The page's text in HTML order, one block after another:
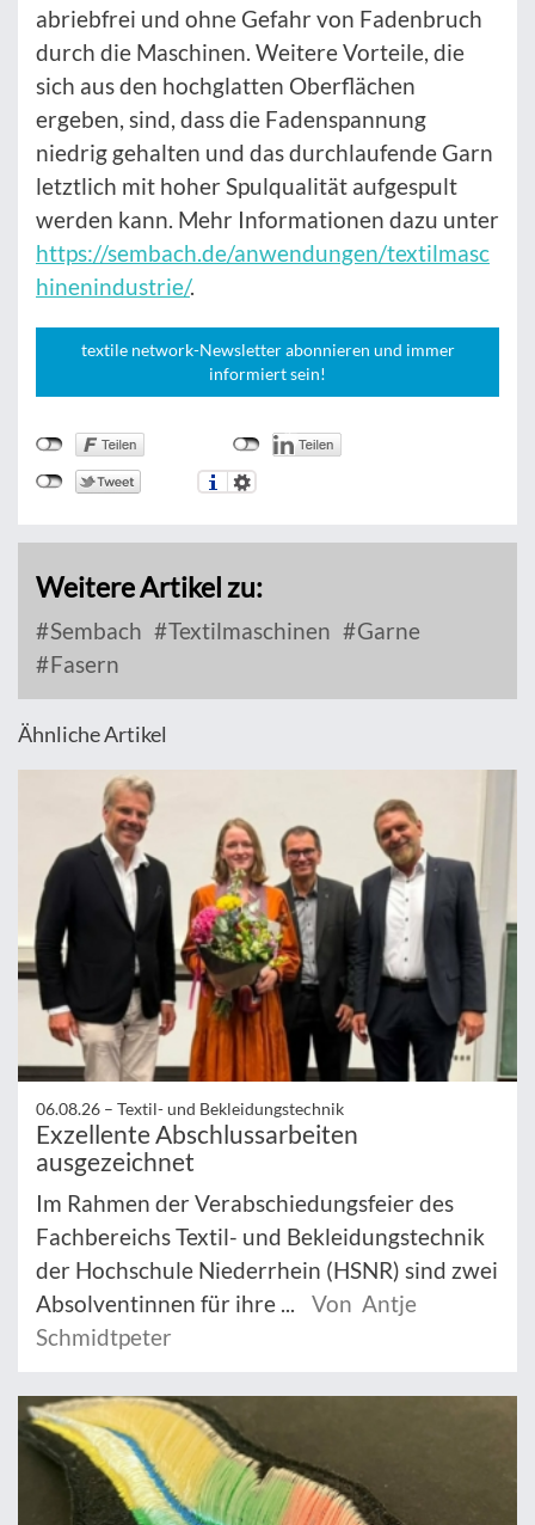
abriebfrei und ohne Gefahr von Fadenbruch
durch die Maschinen. Weitere Vorteile, die
sich aus den hochglatten Oberflächen
ergeben, sind, dass die Fadenspannung
niedrig gehalten und das durchlaufende Garn
letztlich mit hoher Spulqualität aufgespult
werden kann. Mehr Informationen dazu unter
https://sembach.de/anwendungen/textilmasc
hinenindustrie/.
textile network-Newsletter abonnieren und immer
informiert sein!
Weitere Artikel zu:
Sembach Textilmaschinen
Garne
Fasern
Ähnliche Artikel
06.08.26 – Textil- und Bekleidungstechnik
Exzellente Abschlussarbeiten
ausgezeichnet
Im Rahmen der Verabschiedungsfeier des
Fachbereichs Textil- und Bekleidungstechnik
der Hochschule Niederrhein (HSNR) sind zwei
Absolventinnen für ihre ...
Von Antje
Schmidtpeter